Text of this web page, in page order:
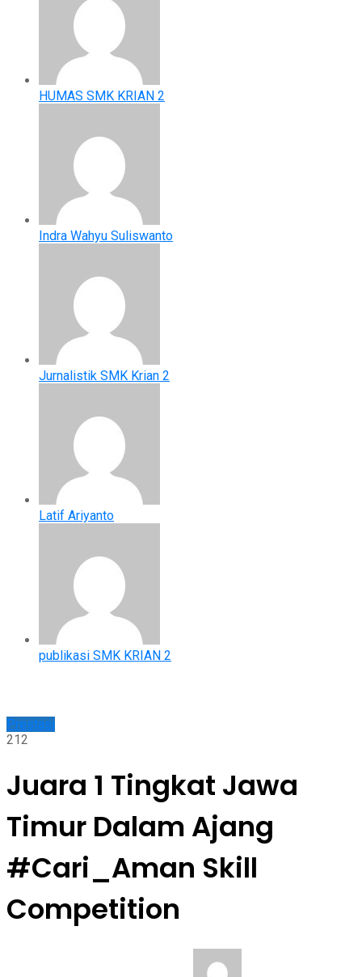
HUMAS SMK KRIAN 2
Indra Wahyu Suliswanto
Jurnalistik SMK Krian 2
Latif Ariyanto
publikasi SMK KRIAN 2
Prestasi
212
Juara 1 Tingkat Jawa
Timur Dalam Ajang
#Cari_Aman Skill
Competition